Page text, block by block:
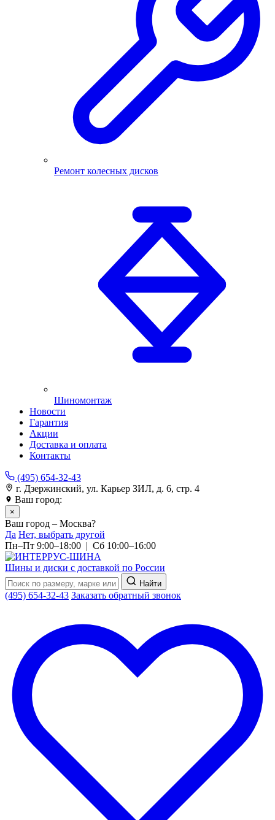
Ремонт колесных дисков
Шиномонтаж
Новости
Гарантия
Акции
Доставка и оплата
Контакты
(495) 654-32-43
г. Дзержинский, ул. Карьер ЗИЛ, д. 6, стр. 4
Ваш город:
×
Ваш город – Москва?
Да Нет, выбрать другой
Пн–Пт 9:00–18:00 | Сб 10:00–16:00
Шины и диски с доставкой по России
Найти
(495) 654-32-43 Заказать обратный звонок